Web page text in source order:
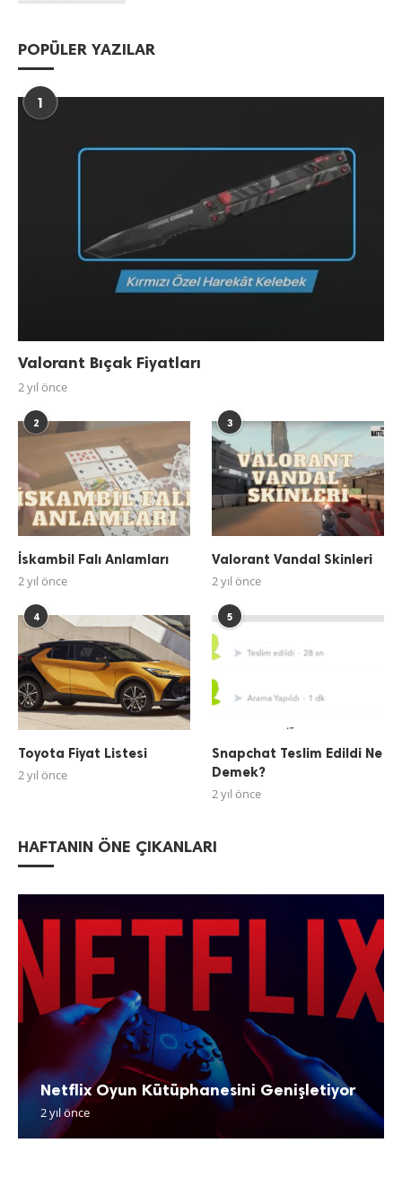
POPÜLER YAZILAR
1
Valorant Bıçak Fiyatları
2 yıl önce
2
İskambil Falı Anlamları
2 yıl önce
3
Valorant Vandal Skinleri
2 yıl önce
4
Toyota Fiyat Listesi
2 yıl önce
5
Snapchat Teslim Edildi Ne
Demek?
2 yıl önce
HAFTANIN ÖNE ÇIKANLARI
Netflix Oyun Kütüphanesini Genişletiyor
2 yıl önce